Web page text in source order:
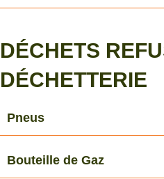
DÉCHETS
DÉCHETTERIE
Pneus
Bouteille de Gaz